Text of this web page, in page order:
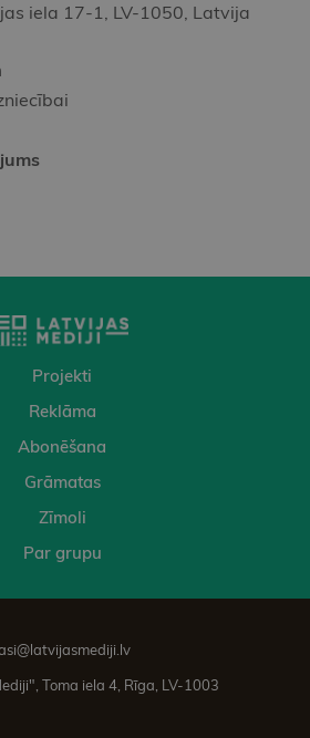
iela 17-1, LV-1050, Latvija
Projekti
Reklāma
Abonēšana
Grāmatas
Zīmoli
Par grupu
Toma iela 4, Rīga, LV-1003